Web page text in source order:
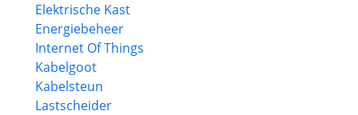
Elektrische Kast
Energiebeheer
Internet Of Things
Kabelgoot
Kabelsteun
Lastscheider